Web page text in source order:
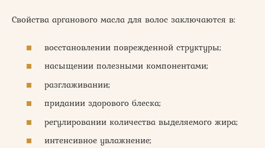
Свойства арганового масла для волос заключаются в:
восстановлении поврежденной структуры;
насыщении полезными компонентами;
разглаживании;
придании здорового блеска;
регулировании количества выделяемого жира;
интенсивное увлажнение;